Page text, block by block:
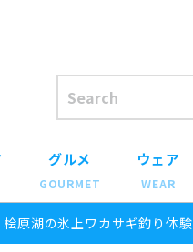
グルメ
GOURMET
ウェア
WEAR
原湖の氷上ワカサギ釣り体験